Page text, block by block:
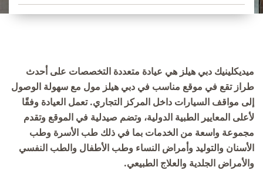
ميديكلينيك دبي هيلز هي عيادة متعددة التخصصات على أحدث
طراز تقع في موقع مناسب في دبي هيلز مول مع سهولة الوصول
إلى مواقف السيارات داخل المركز التجاري. تعمل العيادة وفقًا
لأعلى المعايير الطبية الدولية، وتضم صيدلية في الموقع وتقدم
مجموعة واسعة من الخدمات بما في ذلك طب الأسرة وطب
الأسنان والتوليد وأمراض النساء وطب الأطفال والطب النفسي
والأمراض الجلدية والعلاج الطبيعي.